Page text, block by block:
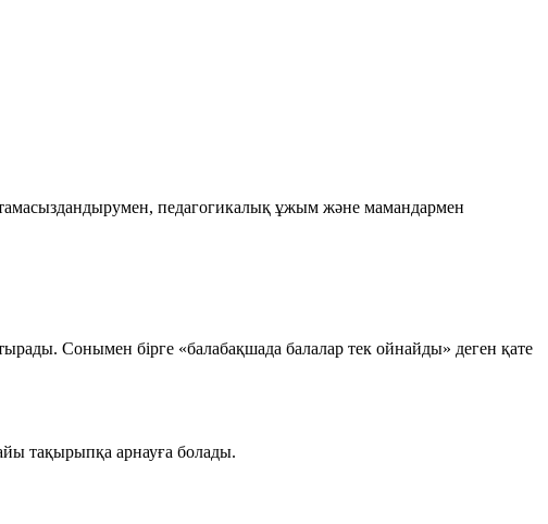
педагогикалық ұжым және мамандармен
Сонымен бірге «балабақшада балалар тек ойнайды» деген қате
тақырыпқа арнауға болады.